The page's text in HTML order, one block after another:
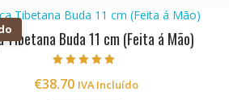
Tibetana Buda 11 cm (Feita á Mão)
5.00
€38.70 IVA Incluído